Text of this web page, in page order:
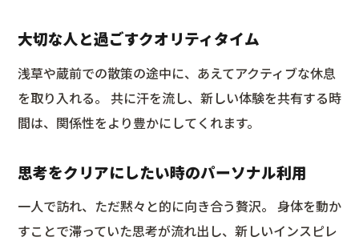
大切な人と過ごすクオリティタイム
浅草や蔵前での散策の途中に、あえてアクティブな休息
を取り入れる。 共に汗を流し、新しい体験を共有する時
間は、関係性をより豊かにしてくれます。
思考をクリアにしたい時のパーソナル利用
一人で訪れ、ただ黙々と的に向き合う贅沢。 身体を動か
すことで滞っていた思考が流れ出し、新しいインスピレ